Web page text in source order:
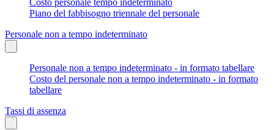
Piano del fabbisogno triennale del personale
Personale non a tempo indeterminato
Personale non a tempo indeterminato - in formato tabellare
Costo del personale non a tempo indeterminato - in formato
tabellare
Tassi di assenza